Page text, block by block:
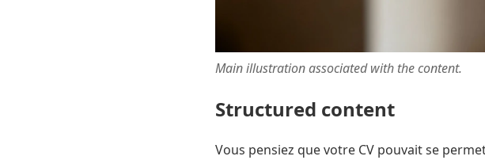
Main illustration associated with the content.
Structured content
Vous pensiez que votre CV pouvait se